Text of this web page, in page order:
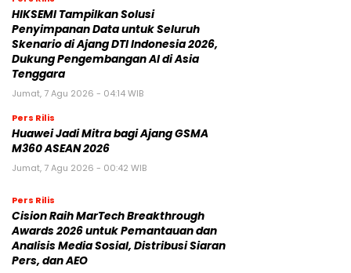
HIKSEMI Tampilkan Solusi
Penyimpanan Data untuk Seluruh
Skenario di Ajang DTI Indonesia 2026,
Dukung Pengembangan AI di Asia
Tenggara
Jumat, 7 Agu 2026 - 04:14 WIB
Pers Rilis
Huawei Jadi Mitra bagi Ajang GSMA
M360 ASEAN 2026
Jumat, 7 Agu 2026 - 00:42 WIB
Pers Rilis
Cision Raih MarTech Breakthrough
Awards 2026 untuk Pemantauan dan
Analisis Media Sosial, Distribusi Siaran
Pers, dan AEO